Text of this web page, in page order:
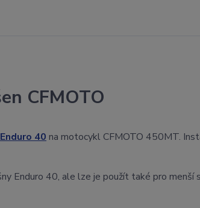
CFMOTO
Enduro 40 na motocykl CFMOTO 450MT.
Enduro 40, ale lze je použít také pro menší